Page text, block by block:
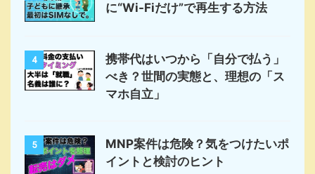
に“Wi-Fiだけ”で再生する方法
4
携帯代はいつから「自分で払う」
べき？世間の実態と、理想の「ス
マホ自立」
5
MNP案件は危険？気をつけたいポ
イントと検討のヒント